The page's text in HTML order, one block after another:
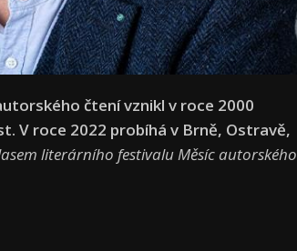
čtení vznikl v roce 2000
V roce 2022 probíhá v Brně, Ostravě,
literárního festivalu Měsíc autorského